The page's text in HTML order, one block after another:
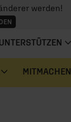
werden!
MITMACHEN